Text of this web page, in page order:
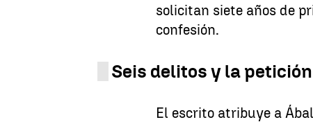
solicitan siete años de
confesión.
Seis delitos y la
El escrito atribuye a